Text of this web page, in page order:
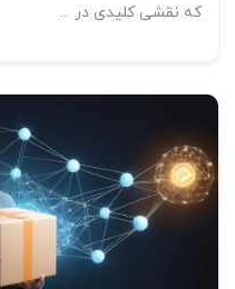
که نقشی کلیدی در ...